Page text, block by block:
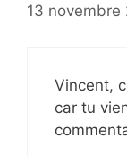
13 novembre
Vincent,
car tu